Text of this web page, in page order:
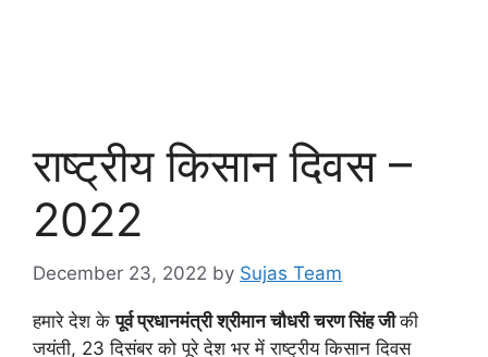
राष्ट्रीय किसान दिवस –
2022
December 23, 2022 by Sujas Team
हमारे देश केपूर्व प्रधानमंत्री श्रीमान चौधरी चरण सिंह जीकी
जयंती, 23 दिसंबर को पूरे देश भर में राष्ट्रीय किसान दिवस